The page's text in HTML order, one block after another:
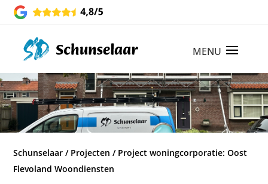
Schunselaar / Projecten / Project woningcorporatie: Oost
Flevoland Woondiensten